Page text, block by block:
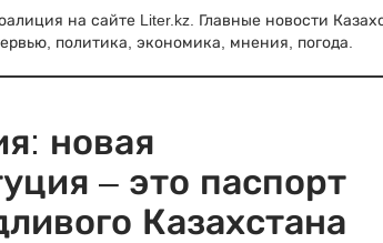
на сайте Liter.kz. Главные новости
политика, экономика, мнения, погода.
новая
– это паспорт
Казахстана